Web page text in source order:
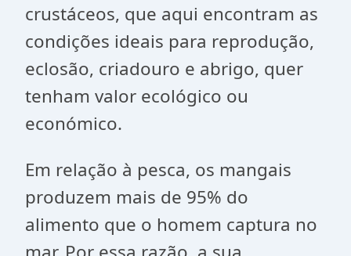
crustáceos, que aqui encontram as
condições ideais para reprodução,
eclosão, criadouro e abrigo, quer
tenham valor ecológico ou
económico.
Em relação à pesca, os mangais
produzem mais de 95% do
alimento que o homem captura no